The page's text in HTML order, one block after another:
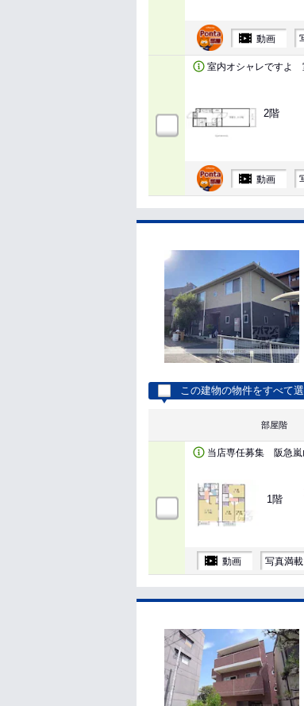
動画
室内オシャレですよ
2階
動画
この建物の物件をすべて
部屋階
当店専任募集 阪急嵐
1階
動画 写真満載